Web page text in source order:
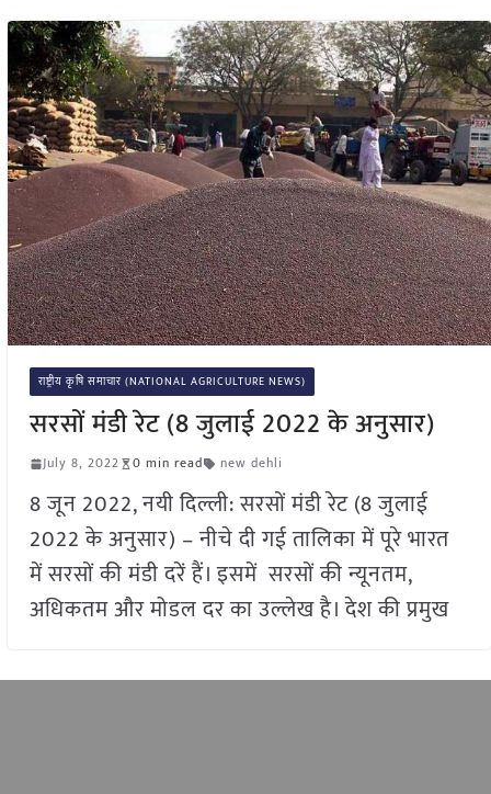
राष्ट्रीय कृषि समाचार (NATIONAL AGRICULTURE NEWS)
सरसों मंडी रेट (8 जुलाई 2022 के अनुसार)
July 8, 2022 0 min read new dehli
8 जून 2022, नयी दिल्ली: सरसों मंडी रेट (8 जुलाई
2022 के अनुसार) – नीचे दी गई तालिका में पूरे भारत
में सरसों की मंडी दरें हैं। इसमें सरसों की न्यूनतम,
अधिकतम और मोडल दर का उल्लेख है। देश की प्रमुख